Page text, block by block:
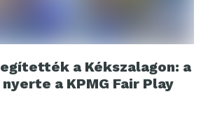
a Kékszalagon: a
a KPMG Fair Play